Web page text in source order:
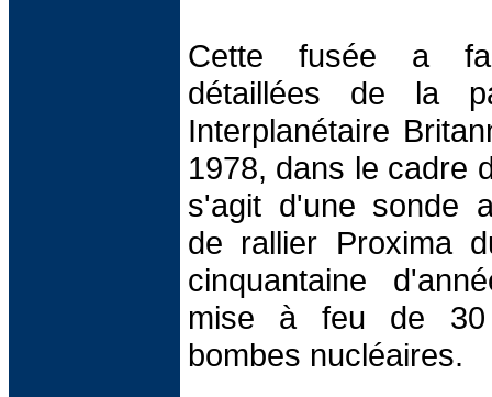
Cette fusée a
détaillées de la
Interplanétaire
1978, dans le cadre
s'agit d'une sonde
de rallier Proxima
cinquantaine
mise à feu de 30
bombes nucléaires.